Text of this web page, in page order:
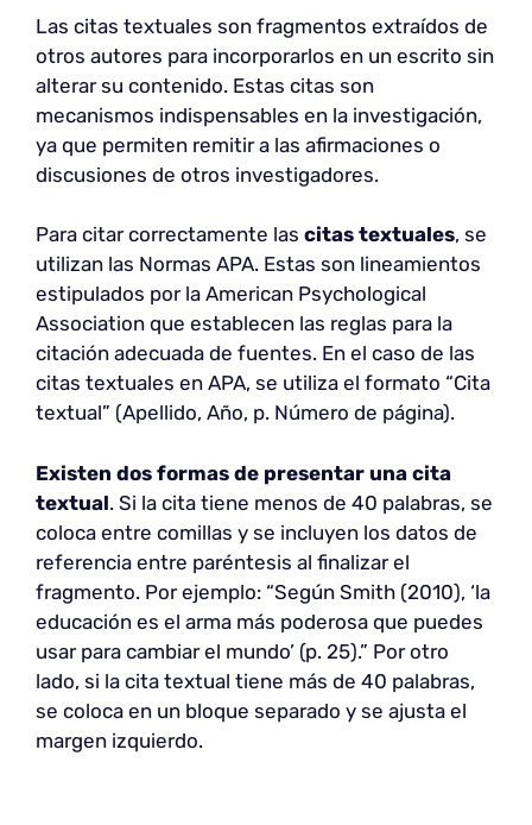
Las citas textuales son fragmentos extraídos de
otros autores para incorporarlos en un escrito sin
alterar su contenido. Estas citas son
mecanismos indispensables en la investigación,
ya que permiten remitir a las afirmaciones o
discusiones de otros investigadores.
Para citar correctamente las citas textuales, se
utilizan las Normas APA. Estas son lineamientos
estipulados por la American Psychological
Association que establecen las reglas para la
citación adecuada de fuentes. En el caso de las
citas textuales en APA, se utiliza el formato “Cita
textual” (Apellido, Año, p. Número de página).
Existen dos formas de presentar una cita
textual. Si la cita tiene menos de 40 palabras, se
coloca entre comillas y se incluyen los datos de
referencia entre paréntesis al finalizar el
fragmento. Por ejemplo: “Según Smith (2010), ‘la
educación es el arma más poderosa que puedes
usar para cambiar el mundo’ (p. 25).” Por otro
lado, si la cita textual tiene más de 40 palabras,
se coloca en un bloque separado y se ajusta el
margen izquierdo.